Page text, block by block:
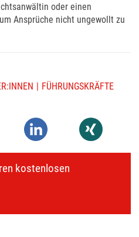
oder einen
Ansprüche nicht ungewollt zu
FÜHRUNGSKRÄFTE
kostenlosen